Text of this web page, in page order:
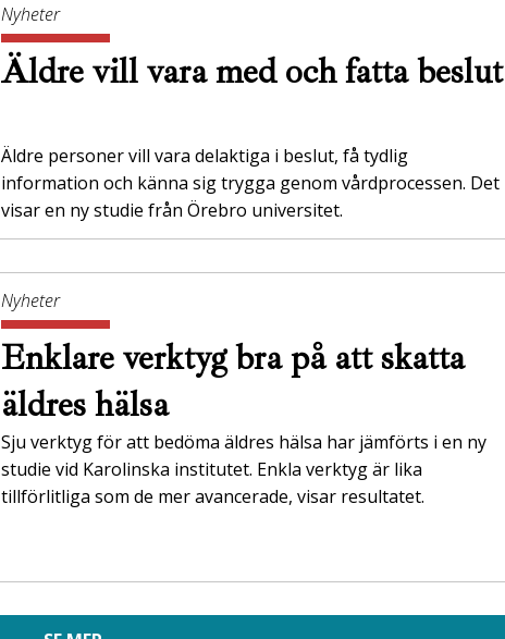
Nyheter
Äldre vill vara med och fatta beslut
Äldre personer vill vara delaktiga i beslut, få tydlig
information och känna sig trygga genom vårdprocessen. Det
visar en ny studie från Örebro universitet.
Nyheter
Enklare verktyg bra på att skatta
äldres hälsa
Sju verktyg för att bedöma äldres hälsa har jämförts i en ny
studie vid Karolinska institutet. Enkla verktyg är lika
tillförlitliga som de mer avancerade, visar resultatet.